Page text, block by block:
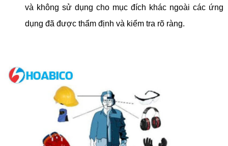
và không sử dụng cho mục đích khác ngoài các ứng
dụng đã được thẩm định và kiểm tra rõ ràng.